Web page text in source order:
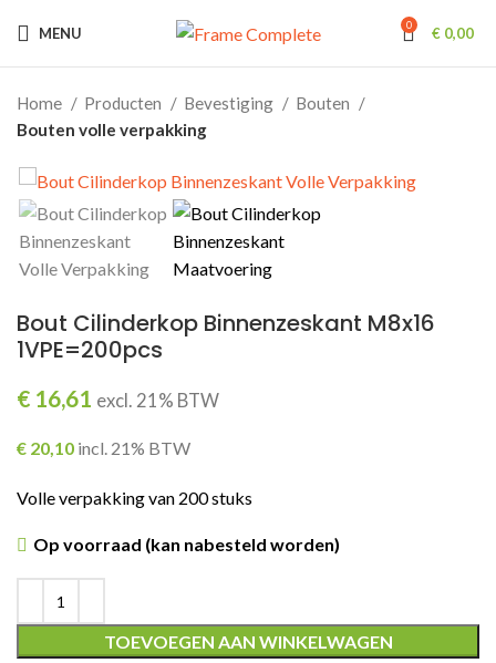
MENU 0 € 0,00
Home Producten Bevestiging
Bouten
Bouten volle verpakking
Bout Cilinderkop Binnenzeskant M8x16
1VPE=200pcs
€ 16,61 excl. 21% BTW
€ 20,10 incl. 21% BTW
Volle verpakking van 200 stuks
Op voorraad (kan nabesteld worden)
TOEVOEGEN AAN WINKELWAGEN